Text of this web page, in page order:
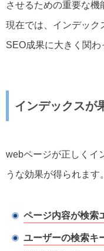
させるための重要な機
現在では、インデック
SEO成果に大きく関わ
インデックスが
webページが正しくイ
うな効果が得られます。
ページ内容が検索
ユーザーの検索キ